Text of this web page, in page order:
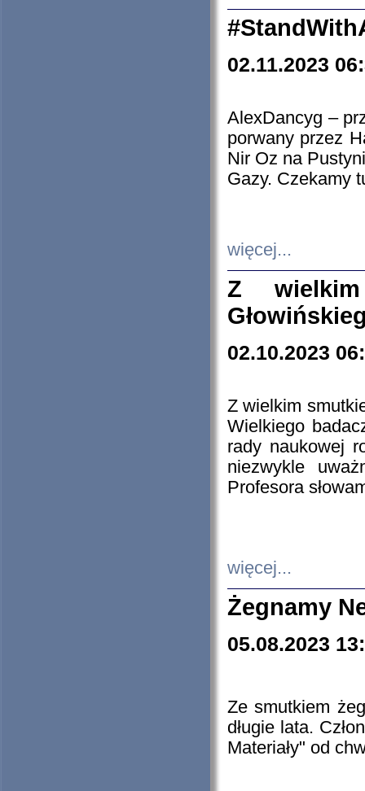
02.11.2023
AlexDancyg –
porwany przez
Nir Oz na
Gazy. Czekamy
więcej...
Z
02.10.2023
Z wielkim
Wielkiego
rady naukowej
niezwykle
Profesora
więcej...
Żegnamy
05.08.2023
Ze smutkiem
długie lata.
Materiały" od